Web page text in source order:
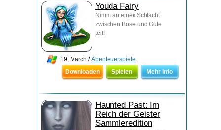
Youda Fairy
Nimm an eineк Schlacht
zwischen Böse und Gute
teil!
19, March /Abenteuerspiele
Downloaden
Spielen Mehr Info
Haunted Past: Im
Reich der Geister
Sammleredition